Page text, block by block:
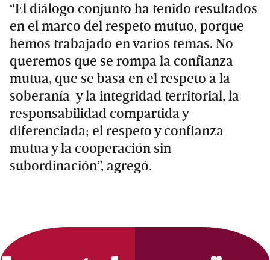
“El diálogo conjunto ha tenido resultados
en el marco del respeto mutuo, porque
hemos trabajado en varios temas. No
queremos que se rompa la confianza
mutua, que se basa en el respeto a la
soberanía y la integridad territorial, la
responsabilidad compartida y
diferenciada; el respeto y confianza
mutua y la cooperación sin
subordinación”, agregó.
Primary
Sidebar